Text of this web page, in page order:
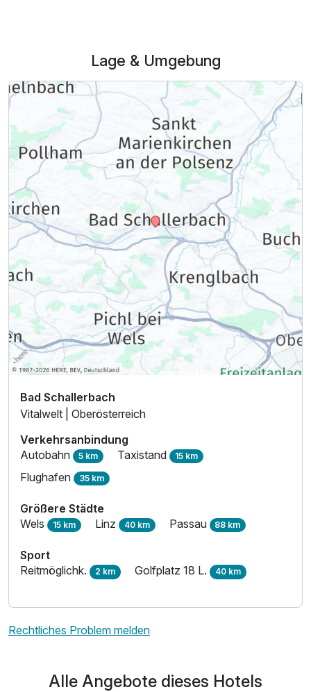
Lage & Umgebung
Bad Schallerbach
Vitalwelt | Oberösterreich
Verkehrsanbindung
Autobahn 5 km Taxistand 15 km
Flughafen 35 km
Größere Städte
Wels 15 km Linz 40 km Passau 88 km
Sport
Reitmöglichk. 2 km Golfplatz 18 L. 40 km
Rechtliches Problem melden
Alle Angebote dieses Hotels